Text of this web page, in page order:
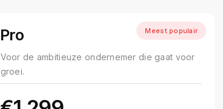
Meest populair
Pro
Voor de ambitieuze ondernemer die gaat voor
groei.